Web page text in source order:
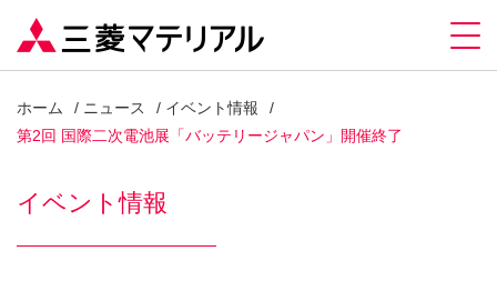
ホーム ニュース
イベント情報
第2回 国際二次電池展「バッテリージャパン」開催終了
イベント情報